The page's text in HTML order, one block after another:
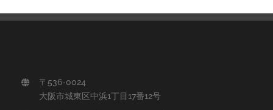
〒536-0024
大阪市城東区中浜1丁目17番12号